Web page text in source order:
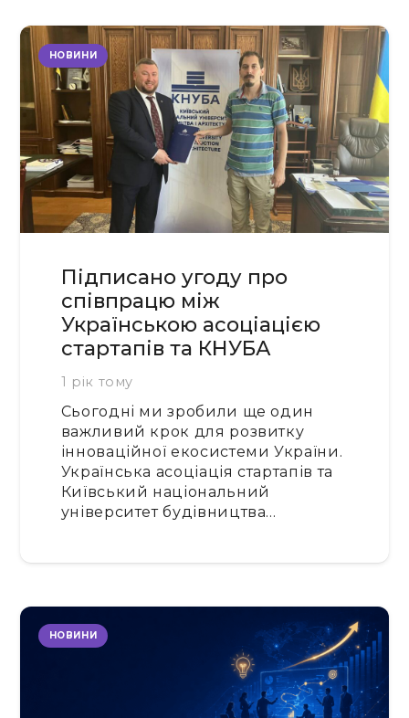
НОВИНИ
Підписано угоду про
співпрацю між
Українською асоціацією
стартапів та КНУБА
1 рік тому
Сьогодні ми зробили ще один
важливий крок для розвитку
інноваційної екосистеми України.
Українська асоціація стартапів та
Київський національний
університет будівництва…
НОВИНИ